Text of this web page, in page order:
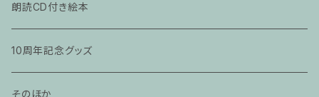
朗読CD付き絵本
10周年記念グッズ
そのほか